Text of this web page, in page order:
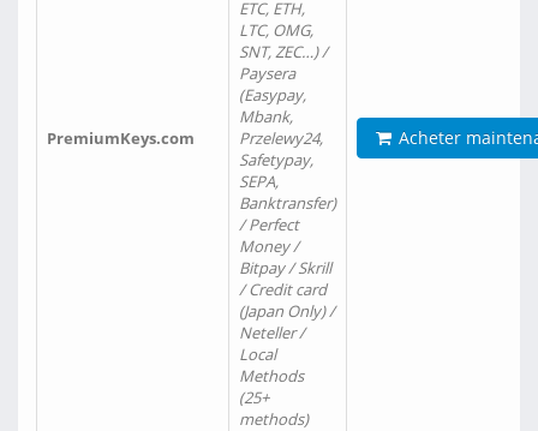
PremiumKeys.com
ETC, ETH,
LTC, OMG,
SNT, ZEC…) /
Paysera
(Easypay,
Mbank,
Przelewy24,
Safetypay,
SEPA,
Banktransfer)
/ Perfect
Money /
Bitpay / Skrill
/ Credit card
(Japan Only) /
Neteller /
Local
Methods
(25+
methods)
Acheter